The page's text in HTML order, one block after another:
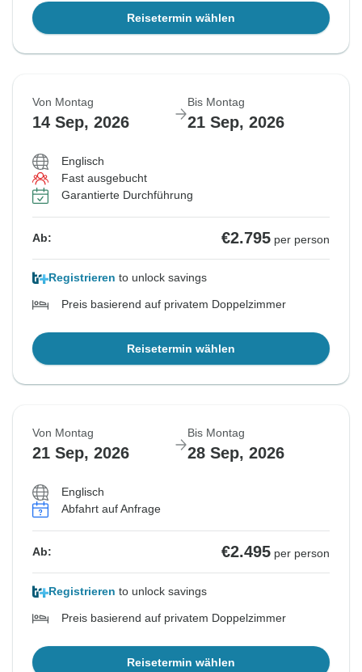
Reisetermin wählen
Von Montag
14 Sep, 2026
Bis Montag
21 Sep, 2026
Englisch
Fast ausgebucht
Garantierte Durchführung
Ab: €2.795 per person
Registrieren to unlock savings
Preis basierend auf privatem Doppelzimmer
Reisetermin wählen
Von Montag
21 Sep, 2026
Bis Montag
28 Sep, 2026
Englisch
Abfahrt auf Anfrage
Ab: €2.495 per person
Registrieren to unlock savings
Preis basierend auf privatem Doppelzimmer
Reisetermin wählen